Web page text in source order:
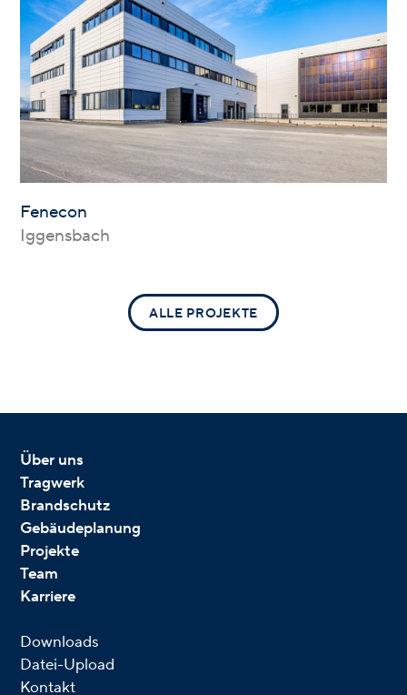
Fenecon
Iggensbach
ALLE PROJEKTE
Über uns
Tragwerk
Brandschutz
Gebäudeplanung
Projekte
Team
Karriere
Downloads
Datei-Upload
Kontakt